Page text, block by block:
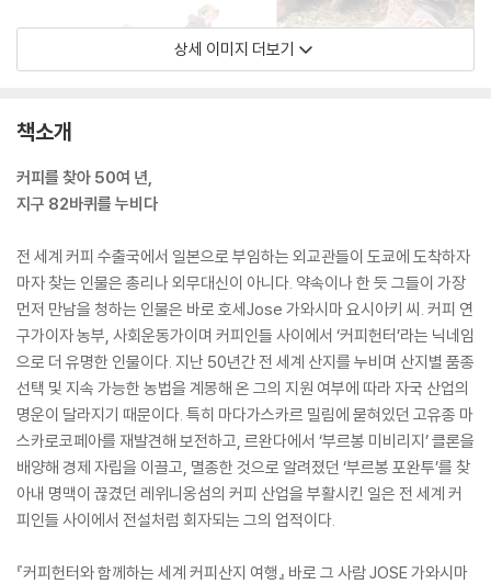
상세 이미지 더보기
책소개
커피를 찾아 50여 년,
지구 82바퀴를 누비다
전 세계 커피 수출국에서 일본으로 부임하는 외교관들이 도쿄에 도착하자
마자 찾는 인물은 총리나 외무대신이 아니다. 약속이나 한 듯 그들이 가장
먼저 만남을 청하는 인물은 바로 호세Jose 가와시마 요시아키 씨. 커피 연
구가이자 농부, 사회운동가이며 커피인들 사이에서 ‘커피헌터’라는 닉네임
으로 더 유명한 인물이다. 지난 50년간 전 세계 산지를 누비며 산지별 품종
선택 및 지속 가능한 농법을 계몽해 온 그의 지원 여부에 따라 자국 산업의
명운이 달라지기 때문이다. 특히 마다가스카르 밀림에 묻혀있던 고유종 마
스카로코페아를 재발견해 보전하고, 르완다에서 ‘부르봉 미비리지’ 클론을
배양해 경제 자립을 이끌고, 멸종한 것으로 알려졌던 ‘부르봉 포완투’를 찾
아내 명맥이 끊겼던 레위니옹섬의 커피 산업을 부활시킨 일은 전 세계 커
피인들 사이에서 전설처럼 회자되는 그의 업적이다.
『커피헌터와 함께하는 세계 커피산지 여행』 바로 그 사람 JOSE 가와시마